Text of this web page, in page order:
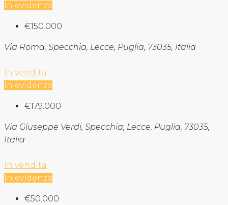
In evidenza
€150.000
Via Roma, Specchia, Lecce, Puglia, 73035, Italia
In vendita
In evidenza
€179.000
Via Giuseppe Verdi, Specchia, Lecce, Puglia, 73035,
Italia
In vendita
In evidenza
€50.000